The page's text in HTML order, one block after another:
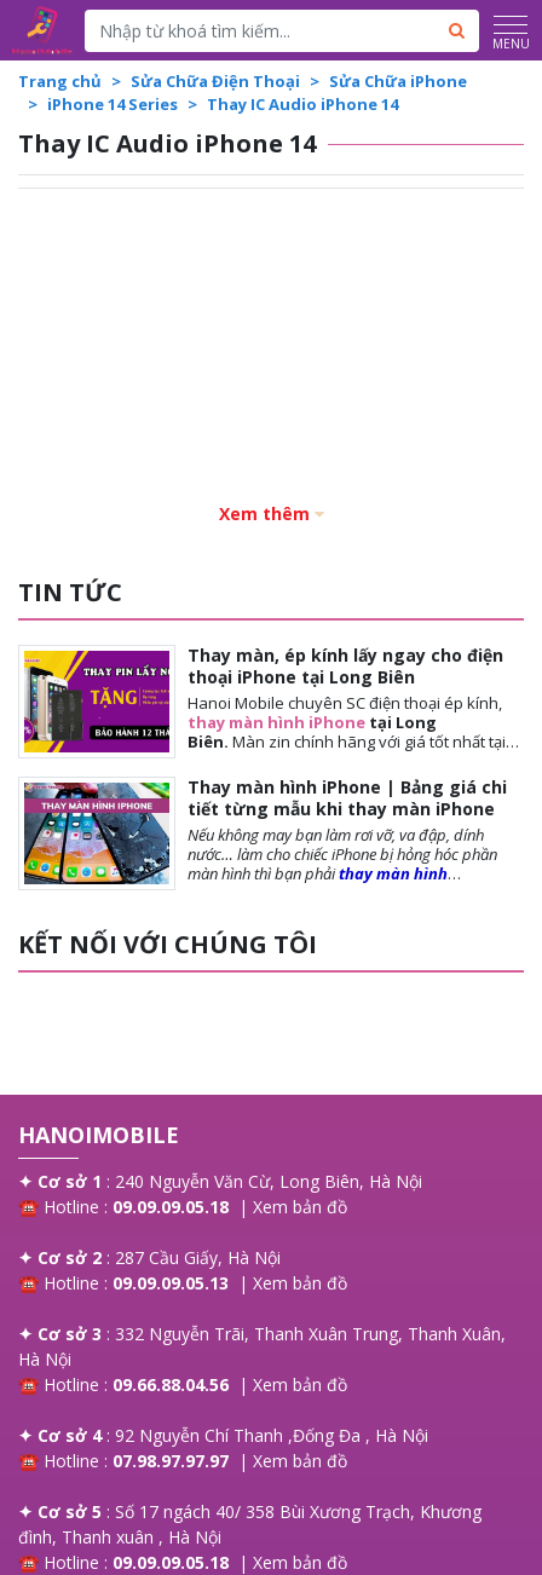
Powered by Translate MENU
Trang chủ Sửa Chữa Điện Thoại
Sửa Chữa iPhone
iPhone 14 Series
Thay IC Audio iPhone 14
Thay IC Audio iPhone 14
Xem thêm
TIN TỨC
Thay màn, ép kính lấy ngay cho điện
thoại iPhone tại Long Biên
Hanoi Mobile chuyên SC điện thoại ép kính,
thay màn hình iPhone tại Long
Biên. Màn zin chính hãng với giá tốt nhất tại
15 phút. Chế độ bảo hành tốt nhất tới khách
hàng. Tặng cường lực full màn, tặng ốp lưng,
miễn phí vệ sinh máy.
Thay màn hình iPhone | Bảng giá chi
tiết từng mẫu khi thay màn iPhone
Nếu không may bạn làm rơi vỡ, va đập, dính
nước… làm cho chiếc iPhone bị hỏng hóc phần
màn hình thì bạn phảithay màn hình
đây,Hanoi Mobile
lưu ý trước khi thay màn, các loại màn phổ biến và
giá thay màn hình là bao nhiêu?, mời bạn tham
KẾT NỐI VỚI CHÚNG TÔI
HANOIMOBILE
✦ Cơ sở 1 : 240 Nguyễn Văn Cừ, Long Biên, Hà Nội
☎ Hotline : 09.09.09.05.18 | Xem bản đồ
✦ Cơ sở 2 : 287 Cầu Giấy, Hà Nội
☎ Hotline : 09.09.09.05.13 | Xem bản đồ
✦ Cơ sở 3 : 332 Nguyễn Trãi, Thanh Xuân Trung, Thanh Xuân,
Hà Nội
☎ Hotline : 09.66.88.04.56 | Xem bản đồ
✦ Cơ sở 4: 92 Nguyễn Chí Thanh ,Đống Đa , Hà Nội
☎ Hotline : 07.98.97.97.97 | Xem bản đồ
✦ Cơ sở 5 : Số 17 ngách 40/ 358 Bùi Xương Trạch, Khương
đình, Thanh xuân , Hà Nội
☎ Hotline : 09.09.09.05.18 | Xem bản đồ